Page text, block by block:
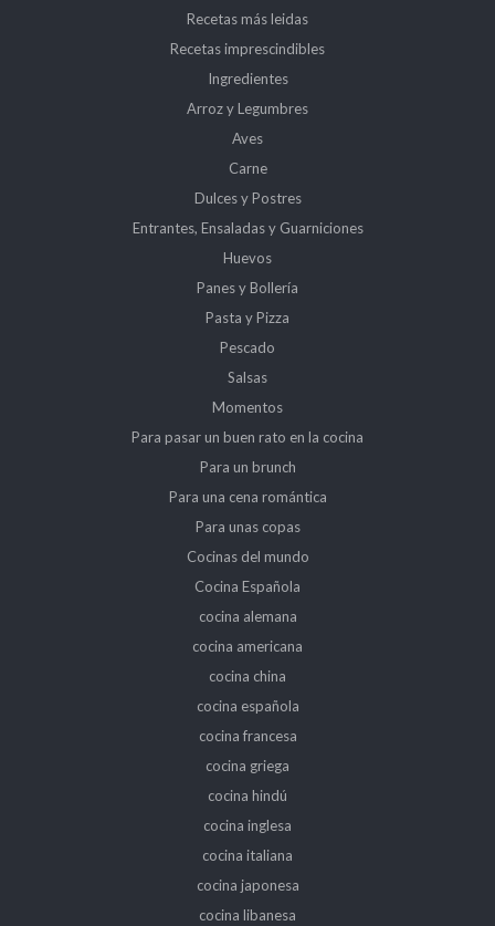
Recetas más leidas
Recetas imprescindibles
Ingredientes
Arroz y Legumbres
Aves
Carne
Dulces y Postres
Entrantes, Ensaladas y Guarniciones
Huevos
Panes y Bollería
Pasta y Pizza
Pescado
Salsas
Momentos
Para pasar un buen rato en la cocina
Para un brunch
Para una cena romántica
Para unas copas
Cocinas del mundo
Cocina Española
cocina alemana
cocina americana
cocina china
cocina española
cocina francesa
cocina griega
cocina hindú
cocina inglesa
cocina italiana
cocina japonesa
cocina libanesa